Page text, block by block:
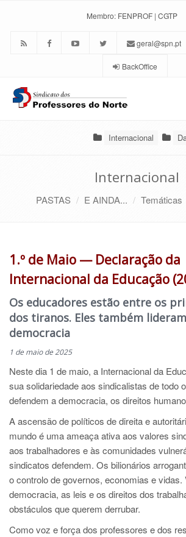
Membro: FENPROF | CGTP
geral@spn.pt
BackOffice
Internacional
Internacional
PASTAS E AINDA... Temáticas
1.º de Maio — Declaração da
Internacional da Educação
Os educadores estão entre os
dos tiranos. Eles também
democracia
1 de maio de 2025
Neste dia 1 de maio, a Internacional da
sua solidariedade aos sindicalistas de todo
defendem a democracia, os direitos
A ascensão de políticos de direita e
mundo é uma ameaça ativa aos valores
aos trabalhadores e às comunidades
sindicatos defendem. Os bilionários
o controlo de governos, economias e vidas.
democracia, as leis e os direitos dos
obstáculos que querem derrubar.
Como voz e força dos professores e dos